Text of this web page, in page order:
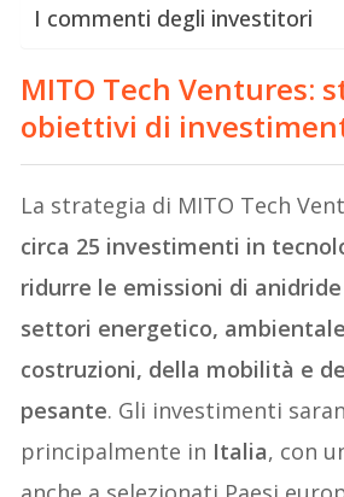
I commenti degli investitori
MITO Tech Ventures:
obiettivi di
La strategia di MITO Tech
circa 25 investimenti in
ridurre le emissioni di
settori energetico,
costruzioni, della mobilità e
pesante. Gli investimenti
principalmente in Italia, con